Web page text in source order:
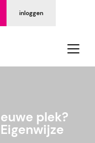
inloggen
plek?